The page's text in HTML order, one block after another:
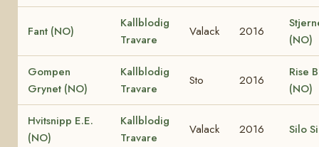
Fant (NO)
Kallblodig
Travare
Valack 2016
(NO)
Gompen
Grynet (NO)
Kallblodig
Travare
Sto 2016
Rise
(NO)
Hvitsnipp E.E.
(NO)
Kallblodig
Travare
Valack 2016 Silo